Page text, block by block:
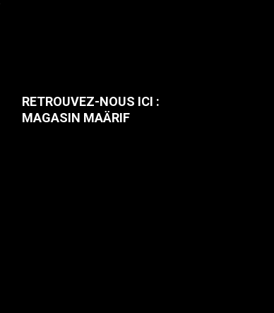
RETROUVEZ-NOUS ICI :
MAGASIN MAÄRIF